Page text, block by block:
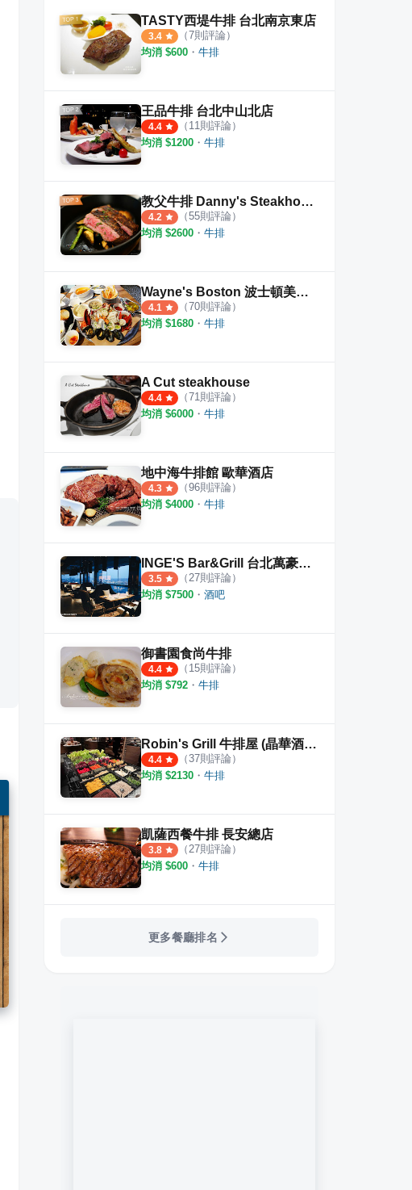
TASTY西堤牛排 台北南京東店
3.4 （7則評論）
均消 $600 ・ 牛排
王品牛排 台北中山北店
4.4 （ 11則評論）
均消 $1200 ・ 牛排
教父牛排 Danny's Steakhouse
4.2 （55則評論）
均消 $2600 ・ 牛排
Wayne's Boston 波士頓美式龍蝦牛排餐廳
4.1 （70則評論）
均消 $1680 ・ 牛排
A Cut steakhouse
4.4 （71則評論）
均消 $6000 ・ 牛排
地中海牛排館 歐華酒店
4.3 （96則評論）
均消 $4000 ・ 牛排
INGE'S Bar&Grill 台北萬豪酒店
3.5 （27則評論）
均消 $7500 ・ 酒吧
御書園食尚牛排
4.4 （ 15則評論）
均消 $792 ・ 牛排
Robin's Grill 牛排屋 (晶華酒店)
4.4 （37則評論）
均消 $2130 ・ 牛排
凱薩西餐牛排 長安總店
3.8 （27則評論）
均消 $600 ・ 牛排
更多餐廳排名